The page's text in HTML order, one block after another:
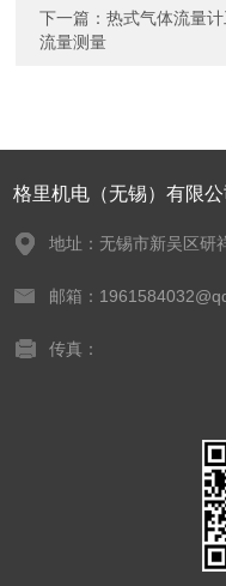
下一篇：热式气体流量
流量测量
格里机电（无锡）有限公
地址：无锡市新吴区研
邮箱：
传真：